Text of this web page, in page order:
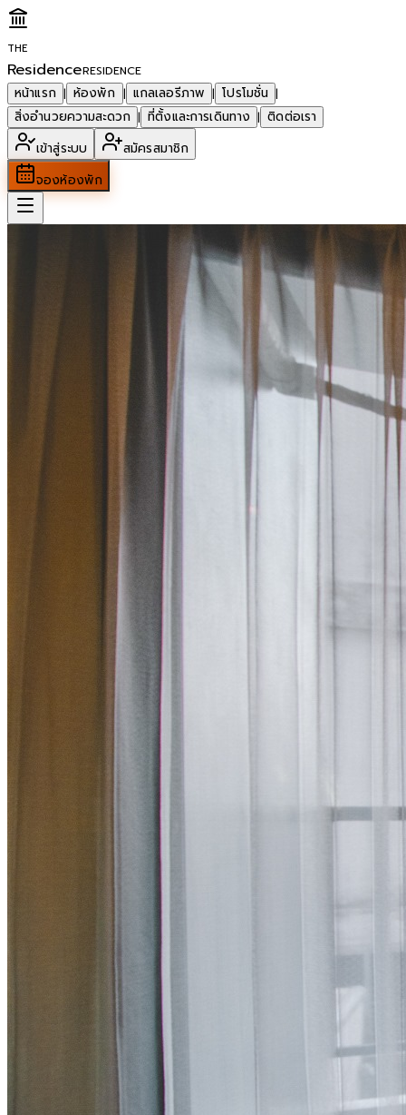
THE
ResidenceRESIDENCE
หน้าแรก | ห้องพัก | แกลเลอรีภาพ | โปรโมชั่น |
สิ่งอำนวยความสะดวก | ที่ตั้งและการเดินทาง | ติดต่อเรา
เข้าสู่ระบบ
สมัครสมาชิก
จองห้องพัก